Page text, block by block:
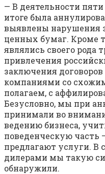
— В деятельности
итоге была
выявлены нарушения
ценных бумаг. Кроме
являлись своего рода
привлечения
заключения
компаниями со
полагаем, с
Безусловно, мы при
принимали во
ведению бизнеса,
поведенческую часть
предлагают услуги. В
дилерами мы такую
обнаружили.